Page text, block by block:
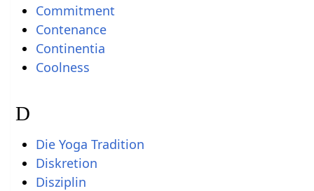
Commitment
Contenance
Continentia
Coolness
D
Die Yoga Tradition
Diskretion
Disziplin